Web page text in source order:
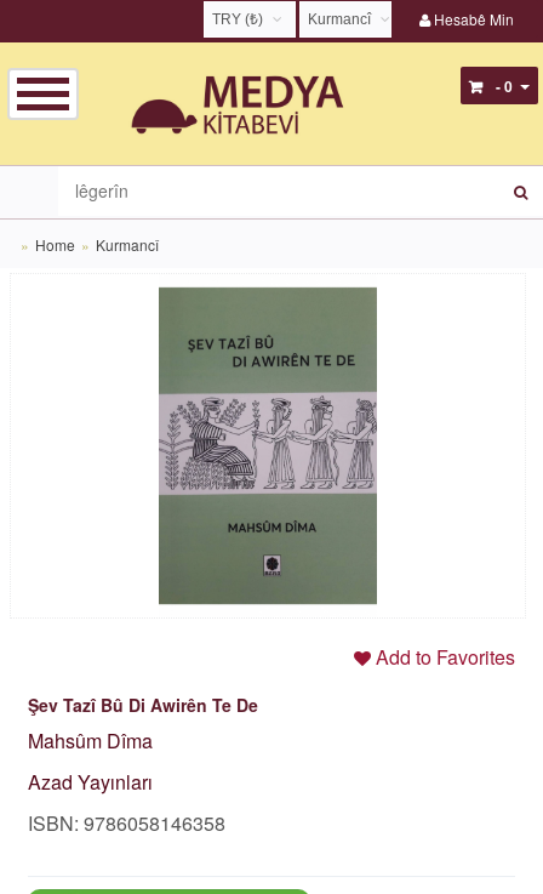
Hesabê Min
Kurmancî
Türkçe
Zazakî
TRY (₺)
EUR (€)
TRY (₺)
GBP (£)
- 0
Home Kurmancî
Add to Favorites
Şev Tazî Bû Di Awirên Te De
Mahsûm Dîma
Azad Yayınları
ISBN: 9786058146358